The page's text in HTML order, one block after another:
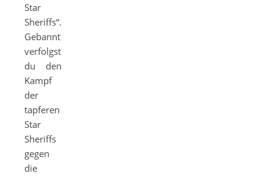
Star
Sheriffs“.
Gebannt
verfolgst
du den
Kampf
der
tapferen
Star
Sheriffs
gegen
die